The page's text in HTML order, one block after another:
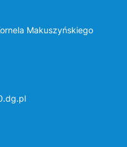
Makuszyńskiego